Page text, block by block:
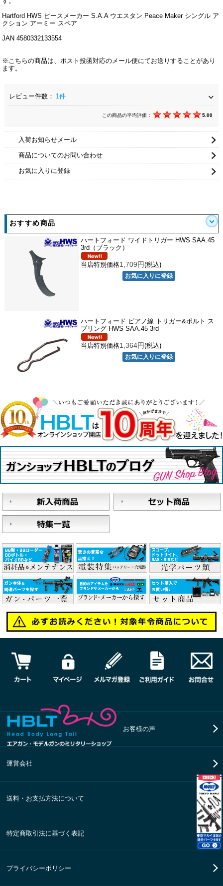
Hartford HWS ピースメーカー S.A.A ウエスタン Peace Maker シングル ア
クション アーミー スペア
JAN 4580332133554
※こちらの商品は、ポスト投函対応のメール便にてお送りすることがあり
ます。
レビュー件数： 1件
この商品の平均評価： 5.00
入荷お知らせメール
商品についてのお問い合わせ
お気に入りに登録
おすすめ商品
ハートフォード ワイドトリガー HWS SAA.45
3rd（ブラック）
当店特別価格1,709円(税込)
ハートフォード ピアノ線 トリガー&ボルト ス
プリング HWS SAA.45 3rd
当店特別価格1,364円(税込)
お客様の声
運営会社
送料・お支払方法について
特定商取引法に基づく表記
プライバシーポリシー